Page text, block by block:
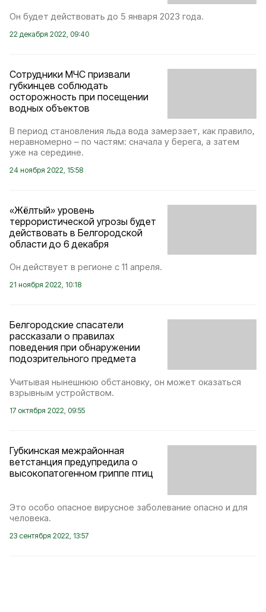
Он будет действовать до 5 января 2023 года.
22 декабря 2022, 09:40
Сотрудники МЧС призвали
губкинцев соблюдать
осторожность при посещении
водных объектов
В период становления льда вода замерзает, как правило,
неравномерно – по частям: сначала у берега, а затем
уже на середине.
24 ноября 2022, 15:58
«Жёлтый» уровень
террористической угрозы будет
действовать в Белгородской
области до 6 декабря
Он действует в регионе с 11 апреля.
21 ноября 2022, 10:18
Белгородские спасатели
рассказали о правилах
поведения при обнаружении
подозрительного предмета
Учитывая нынешнюю обстановку, он может оказаться
взрывным устройством.
17 октября 2022, 09:55
Губкинская межрайонная
ветстанция предупредила о
высокопатогенном гриппе птиц
Это особо опасное вирусное заболевание опасно и для
человека.
23 сентября 2022, 13:57